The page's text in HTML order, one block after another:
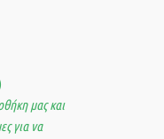
μας και
για να